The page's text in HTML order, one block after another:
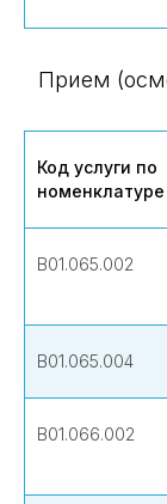
Прием
Код услуги по
номенклатуре
В01.065.002
В01.065.004
В01.066.002